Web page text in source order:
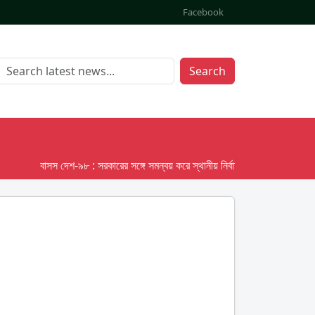
Facebook
Search
বাসস দেশ-৯৮ : সরকারের সঙ্গে সমন্বয় করে স্থানীয় নির্বাচনের তফসিল দেবে ইসি;